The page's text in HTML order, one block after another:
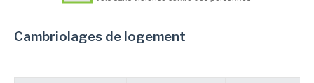
Cambriolages de logement